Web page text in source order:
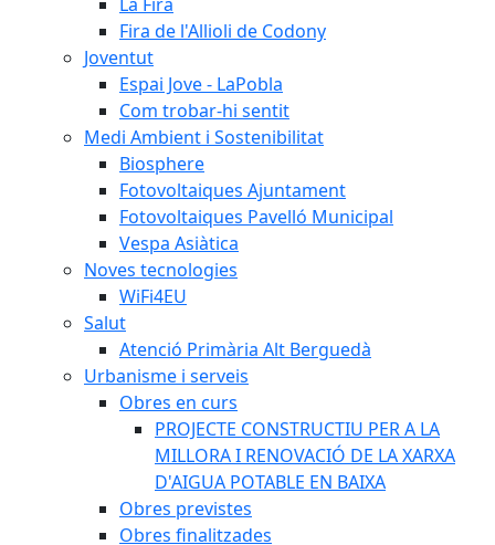
Fira de l'Allioli de Codony
Joventut
Espai Jove - LaPobla
Com trobar-hi sentit
Medi Ambient i Sostenibilitat
Biosphere
Fotovoltaiques Ajuntament
Fotovoltaiques Pavelló Municipal
Vespa Asiàtica
Noves tecnologies
WiFi4EU
Salut
Atenció Primària Alt Berguedà
Urbanisme i serveis
Obres en curs
PROJECTE CONSTRUCTIU PER A LA
MILLORA I RENOVACIÓ DE LA XARXA
D'AIGUA POTABLE EN BAIXA
Obres previstes
Obres finalitzades